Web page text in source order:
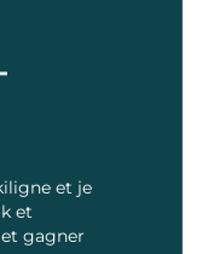
et je
et
gagner